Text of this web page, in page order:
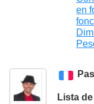
en
Lista